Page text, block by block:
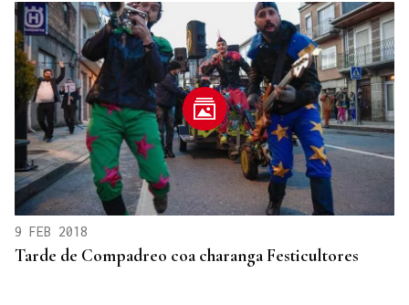
9 FEB 2018
Tarde de Compadreo coa charanga Festicultores